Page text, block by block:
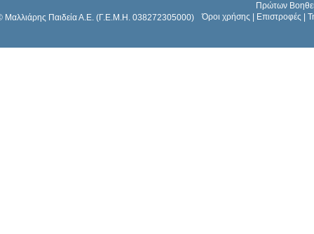
Πρώτων
Μαλλιάρης Παιδεία Α.Ε. (Γ.Ε.Μ.Η. 038272305000)
Όροι χρήσης Επιστροφές